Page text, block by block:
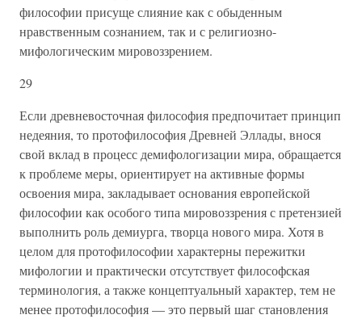
философии присуще слияние как с обыденным
нравственным сознанием, так и с религиозно-
мифологическим мировоззрением.
29
Если древневосточная философия предпочитает принцип
недеяния, то протофилософия Древней Эллады, внося
свой вклад в процесс демифологизации мира, обращается
к проблеме меры, ориентирует на активные формы
освоения мира, закладывает основания европейской
философии как особого типа мировоззрения с претензией
выполнить роль демиурга, творца нового мира. Хотя в
целом для протофилософии характерны пережитки
мифологии и практически отсутствует философская
терминология, а также концептуальный характер, тем не
менее протофилософия — это первый шаг становления